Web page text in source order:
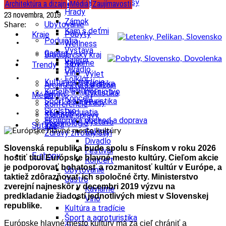
Cyklistika, cyklotrasy
Hrady
Zámok
Kam s deťmi
Podujatia
Výstava
Galéria
Divadlo
Folklór
Festival
Koncert
U susedov vo svete
Cestovný ruch
Ubytovanie
Pobyty
Wellness
Gastro
Kaviarne
Víno
Kultúra a tradície
Kúpele a kúpeľníctvo
Šport a agroturistika
Školstvo
Ekonomika obchod a doprava
Kraje
Bratislavský kraj
Tipy
Výlet
Turistika
Cyklistika
Hrady
Podujatia
Výstava
Galéria
Divadlo
Festival
Koncert
Ubytovanie
Gastro
Kaviarne
Víno
Kultúra a tradície
Šport a agroturistika
Trendy
Architektúra a dizajn
Enviro
Konferencie
Kongres
Technológie
Zdravý životný štýl
Médiá
Tlačové správy
Videá
Súťaže
E-shopy
Architektúra a dizajn Médiá Zaujímavosti
23 novembra, 2019
Share:
Slovenská republika bude spolu s Fínskom v roku 2026
hostiť titul Európske hlavné mesto kultúry. Cieľom akcie
je podporovať bohatosť a rozmanitosť kultúr v Európe, a
taktiež zdôrazňovať ich spoločné črty. Ministerstvo
zverejní najneskôr v decembri 2019 výzvu na
predkladanie žiadostí jednotlivých miest v Slovenskej
republike.
Európske hlavné mesto kultúry má za cieľ chrániť a